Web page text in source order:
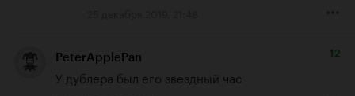
PeterApplePan 12
У дублера был его звездный час